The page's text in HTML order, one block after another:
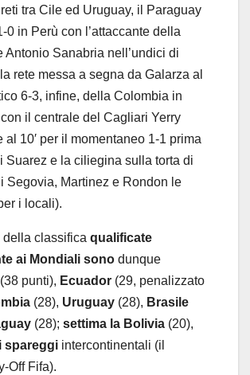
tra Cile ed Uruguay, il Paraguay
0 in Perù con l’attaccante della
Antonio Sanabria nell’undici di
rete messa a segna da Galarza al
6-3, infine, della Colombia in
il centrale del Cagliari Yerry
al 10′ per il momentaneo 1-1 prima
Suarez e la ciliegina sulla torta di
Segovia, Martinez e Rondon le
i locali).
della classifica qualificate
ai Mondiali sono dunque
(38 punti), Ecuador (29, penalizzato
(28), Uruguay (28), Brasile
(28); settima la Bolivia (20),
spareggi intercontinentali (il
Off Fifa).